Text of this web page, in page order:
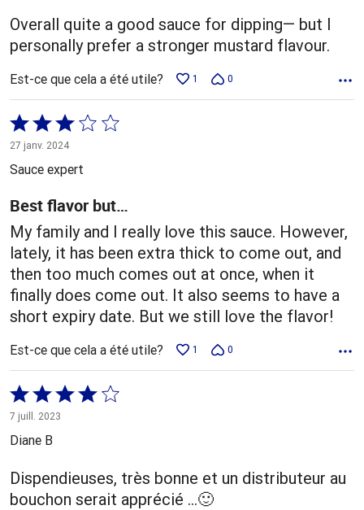
Overall quite a good sauce for dipping— but I
personally prefer a stronger mustard flavour.
Est-ce que cela a été utile? 1 0
Coté
3 sur
5
27 janv. 2024
Sauce expert
Best flavor but…
My family and I really love this sauce. However,
lately, it has been extra thick to come out, and
then too much comes out at once, when it
finally does come out. It also seems to have a
short expiry date. But we still love the flavor!
Est-ce que cela a été utile? 1 0
Coté
4 sur
5
7 juill. 2023
Diane B
Dispendieuses, très bonne et un distributeur au
bouchon serait apprécié …🙂